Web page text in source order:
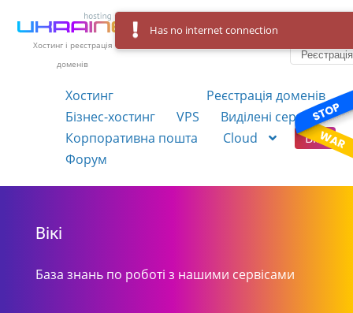
Хостинг і реєстрація
доменів
Реєстрація
Хостинг
Реєстрація доменів
Бізнес-хостинг
VPS
Виділені сервера
Корпоративна пошта
Cloud
Вікі
Форум
Вікі
База знань по роботі з нашими сервісами
Has no internet connection